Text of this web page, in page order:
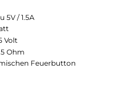
einen ergonomischen
Sicherheitssystem.
bis zu 4.0 ml Liquid und
Top-Fill-System mit
enthalten sind